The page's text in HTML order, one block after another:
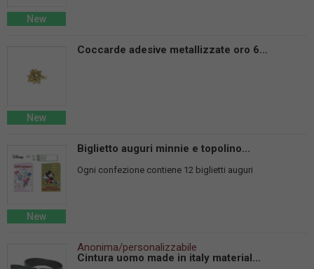
New
New
Coccarde adesive metallizzate oro 6...
New
Biglietto auguri minnie e topolino...
Ogni confezione contiene 12 biglietti auguri
Anonima/personalizzabile
Cintura uomo made in italy material...